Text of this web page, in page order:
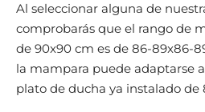
Al seleccionar alguna de
comprobarás que el rango de
de 90x90 cm es de 86-89x86-
la mampara puede adaptarse
plato de ducha ya instalado de